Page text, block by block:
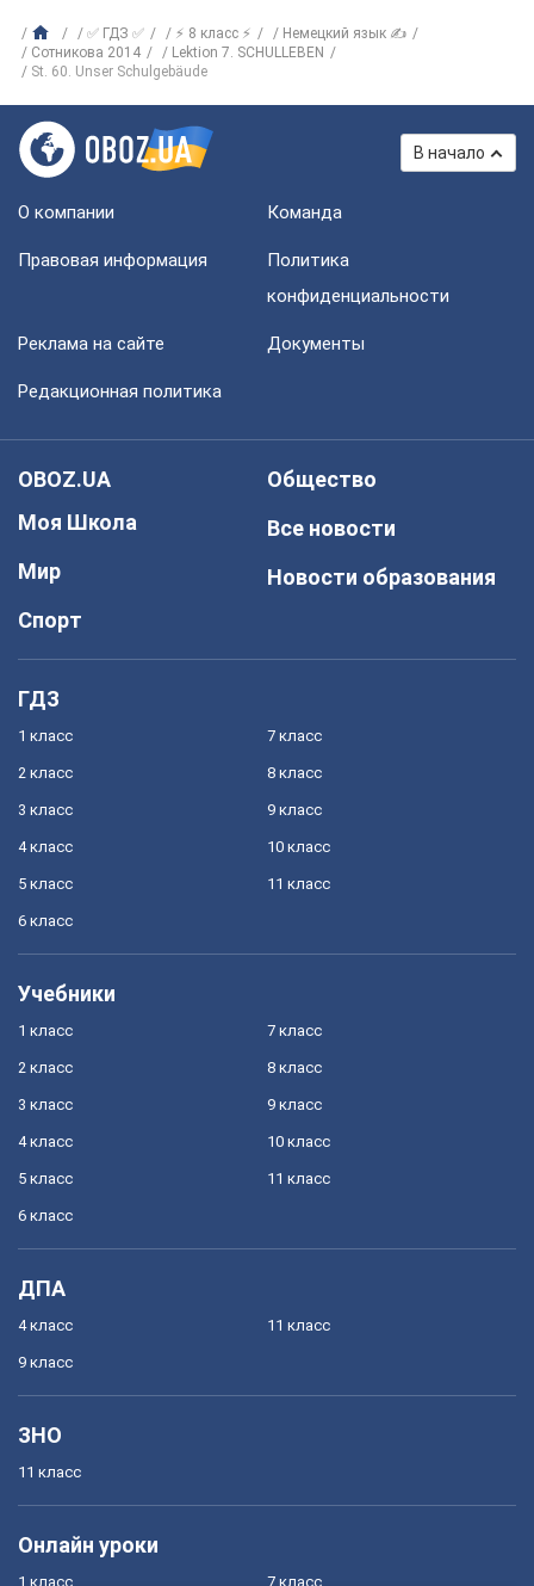
✅ ГДЗ ✅ ⚡ 8 класс ⚡
Немецкий язык ✍
Сотникова 2014
Lektion 7. SCHULLEBEN
St. 60. Unser Schulgebäude
В начало
О компании Команда
Правовая информация
Политика
конфиденциальности
Реклама на сайте Документы
Редакционная политика
OBOZ.UA
Моя Школа
Мир
Спорт
Общество
Все новости
Новости образования
ГДЗ
1 класс
2 класс
3 класс
4 класс
5 класс
6 класс
7 класс
8 класс
9 класс
10 класс
11 класс
Учебники
1 класс
2 класс
3 класс
4 класс
5 класс
6 класс
7 класс
8 класс
9 класс
10 класс
11 класс
ДПА
4 класс
9 класс
11 класс
ЗНО
11 класс
Онлайн уроки
1 класс 7 класс